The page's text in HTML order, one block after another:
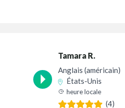
Tamara R.
Anglais (américain)
États-Unis
heure locale
(4)